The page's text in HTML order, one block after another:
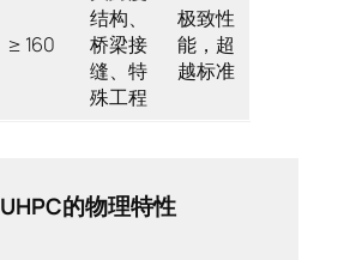
≥ 160
结构、
桥梁接
缝、特
殊工程
极致性
能，超
越标准
UHPC的物理特性